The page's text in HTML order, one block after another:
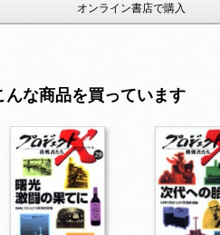
オンライン書店で購入
な商品を買っています